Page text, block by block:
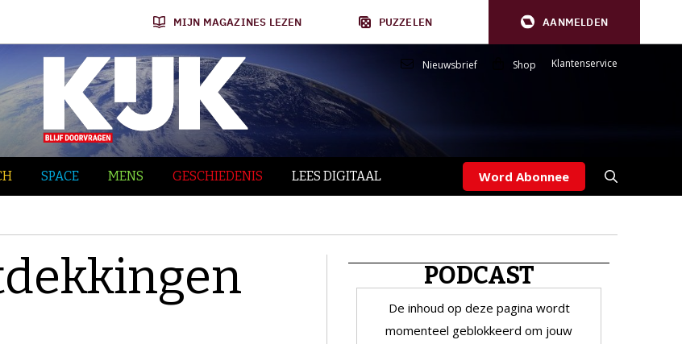
MIJN MAGAZINES LEZEN PUZZELEN AANMELDEN
Nieuwsbrief Shop Klantenservice
SPACE MENS GESCHIEDENIS LEES DIGITAAL Word Abonnee
PODCAST
De inhoud op deze pagina wordt
momenteel geblokkeerd om jouw